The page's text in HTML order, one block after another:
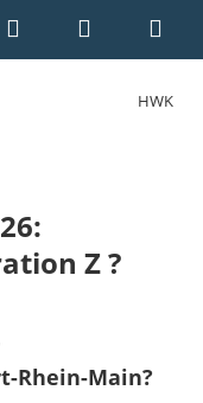
HWK
Z ?
Rhein-Main?